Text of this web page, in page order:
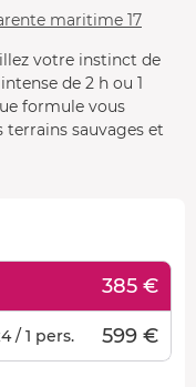
maritime 17
votre instinct de
de 2 h ou 1
formule vous
sauvages et
385 €
/ 1 pers. 599 €